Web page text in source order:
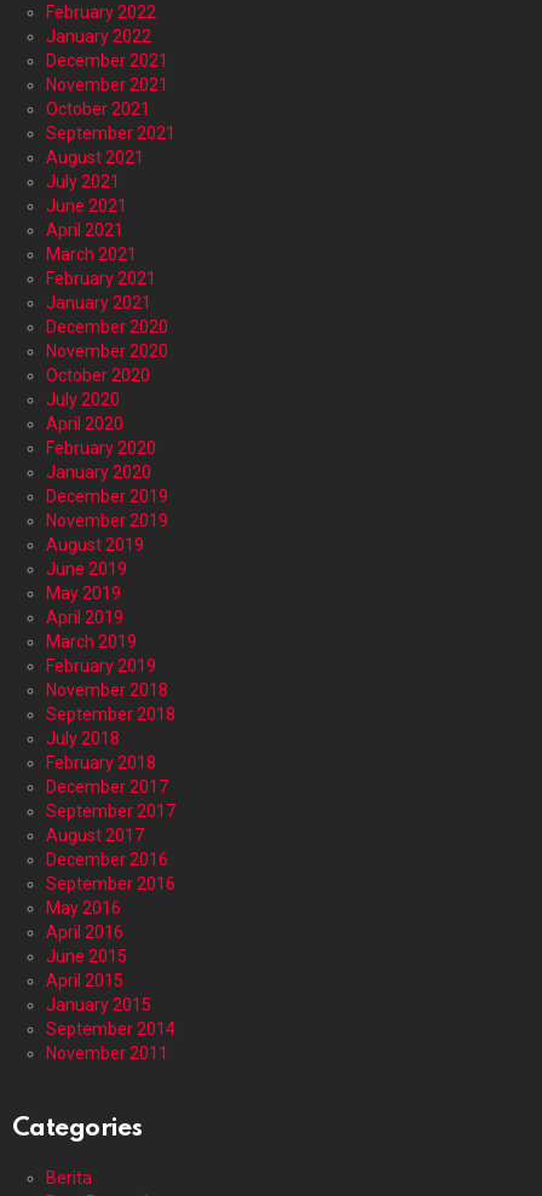
February 2022
January 2022
December 2021
November 2021
October 2021
September 2021
August 2021
July 2021
June 2021
April 2021
March 2021
February 2021
January 2021
December 2020
November 2020
October 2020
July 2020
April 2020
February 2020
January 2020
December 2019
November 2019
August 2019
June 2019
May 2019
April 2019
March 2019
February 2019
November 2018
September 2018
July 2018
February 2018
December 2017
September 2017
August 2017
December 2016
September 2016
May 2016
April 2016
June 2015
April 2015
January 2015
September 2014
November 2011
Categories
Berita